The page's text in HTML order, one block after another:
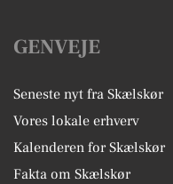
GENVEJE
Seneste nyt fra Skælskør
Vores lokale erhverv
Kalenderen for Skælskør
Fakta om Skælskør